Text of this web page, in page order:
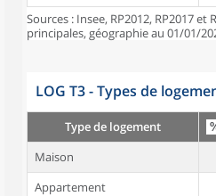
Sources : Insee, RP2012, RP2017
principales, géographie au 01/01/
LOG T3 - Types de
Type de logement
Maison
Appartement